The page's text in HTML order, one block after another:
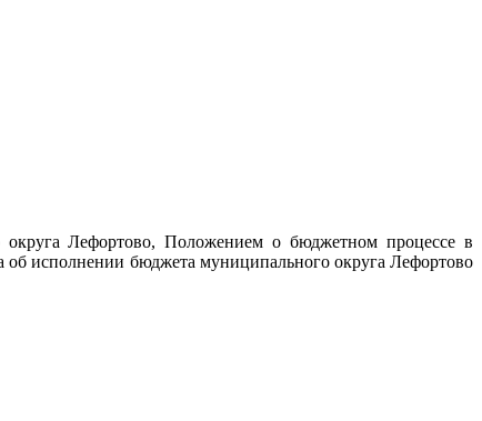
Лефортово, Положением о бюджетном процессе в
об исполнении бюджета муниципального округа Лефортово